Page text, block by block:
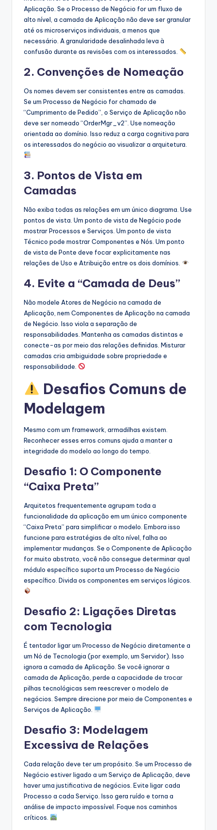
Aplicação. Se o Processo de Negócio for um fluxo de
alto nível, a camada de Aplicação não deve ser granular
até os microserviços individuais, a menos que
necessário. A granularidade desalinhada leva à
confusão durante as revisões com os interessados.
2. Convenções de Nomeação
Os nomes devem ser consistentes entre as camadas.
Se um Processo de Negócio for chamado de
“Cumprimento de Pedido”, o Serviço de Aplicação não
deve ser nomeado “OrderMgr_v2”. Use nomeação
orientada ao domínio. Isso reduz a carga cognitiva para
os interessados do negócio ao visualizar a arquitetura.
3. Pontos de Vista em
Camadas
Não exiba todas as relações em um único diagrama. Use
pontos de vista. Um ponto de vista de Negócio pode
mostrar Processos e Serviços. Um ponto de vista
Técnico pode mostrar Componentes e Nós. Um ponto
de vista de Ponte deve focar explicitamente nas
relações de Uso e Atribuição entre os dois domínios.
4. Evite a “Camada de Deus”
Não modele Atores de Negócio na camada de
Aplicação, nem Componentes de Aplicação na camada
de Negócio. Isso viola a separação de
responsabilidades. Mantenha as camadas distintas e
conecte-as por meio das relações definidas. Misturar
camadas cria ambiguidade sobre propriedade e
responsabilidade.
Desafios Comuns de
Modelagem
Mesmo com um framework, armadilhas existem.
Reconhecer esses erros comuns ajuda a manter a
integridade do modelo ao longo do tempo.
Desafio 1: O Componente
“Caixa Preta”
Arquitetos frequentemente agrupam toda a
funcionalidade da aplicação em um único componente
“Caixa Preta” para simplificar o modelo. Embora isso
funcione para estratégias de alto nível, falha ao
implementar mudanças. Se o Componente de Aplicação
for muito abstrato, você não consegue determinar qual
módulo específico suporta um Processo de Negócio
específico. Divida os componentes em serviços lógicos.
Desafio 2: Ligações Diretas
com Tecnologia
É tentador ligar um Processo de Negócio diretamente a
um Nó de Tecnologia (por exemplo, um Servidor). Isso
ignora a camada de Aplicação. Se você ignorar a
camada de Aplicação, perde a capacidade de trocar
pilhas tecnológicas sem reescrever o modelo de
negócios. Sempre direcione por meio de Componentes e
Serviços de Aplicação.
Desafio 3: Modelagem
Excessiva de Relações
Cada relação deve ter um propósito. Se um Processo de
Negócio estiver ligado a um Serviço de Aplicação, deve
haver uma justificativa de negócios. Evite ligar cada
Processo a cada Serviço. Isso gera ruído e torna a
análise de impacto impossível. Foque nos caminhos
críticos.